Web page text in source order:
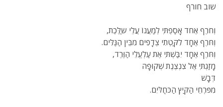
שוב חורף
וְחֹרֶף אֶחד אָסַפְתִּי לְמַעֲנוֹ עֲלֵי שַּלֶּכֶת,
וְחּרֶף אֶחָד לִקַּטְתִי צְדָפִים מִבֵּין הַגַּלִּים.
וְחּרֶף אֶחָד יִבַּשְׁתִּי אֶת עַלְעֱלֵי הַוֶּרֶד,
מָזַגְתִּי אֶל צִנְצֶנֶת שְׁקוּפָה
דְּבָשׁ
מִפּרְִחֵי הַקַּיץִ הַכּחְֻלּיִם.